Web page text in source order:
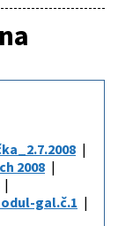
2008
gal.č.1